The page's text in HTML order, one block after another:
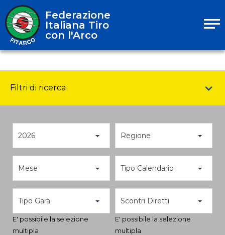
Federazione
Italiana Tiro
con l'Arco
Filtri di ricerca
2026 Regione
Mese Tipo Calendario
Tipo Gara
E' possibile la selezione
multipla
Scontri Diretti
E' possibile la selezione
multipla